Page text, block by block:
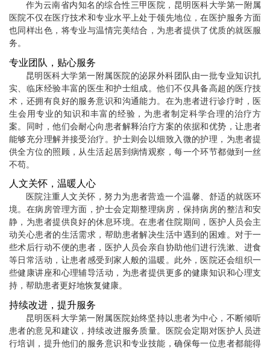
作为云南省内知名的综合性三甲医院，昆明医科大学第一附属
医院不仅在医疗技术和专业水平上处于领先地位，在医护服务方面
也同样出色，将专业与温情完美结合，为患者提供了优质的就医服
务。
专业团队，贴心服务
昆明医科大学第一附属医院的泌尿外科团队由一批专业知识扎
实、临床经验丰富的医生和护士组成。他们不仅具备高超的医疗技
术，还拥有良好的服务意识和沟通能力。在为患者进行诊疗时，医
生会用专业的知识和丰富的经验，为患者制定科学合理的治疗方
案。同时，他们会耐心向患者解释治疗方案的依据和优势，让患者
能够充分理解并接受治疗。护士则会以细致入微的护理，为患者提
供全方位的照顾，从生活起居到病情观察，每一个环节都做到一丝
不苟。
人文关怀，温暖人心
医院注重人文关怀，努力为患者营造一个温馨、舒适的就医环
境。在病房管理方面，护士会定期整理病房，保持病房的整洁和安
静，为患者提供良好的休息环境。在患者住院期间，医护人员会主
动关心患者的生活需求，帮助患者解决生活中遇到的困难。对于一
些术后行动不便的患者，医护人员会亲自协助他们进行洗漱、进食
等日常活动，让患者感受到家人般的温暖。此外，医院还会组织一
些健康讲座和心理辅导活动，为患者提供更多的健康知识和心理支
持，帮助患者更好地恢复健康。
持续改进，提升服务
昆明医科大学第一附属医院始终坚持以患者为中心，不断倾听
患者的意见和建议，持续改进服务质量。医院会定期对医护人员进
行培训，提升他们的服务意识和专业技能，确保每一位患者都能得